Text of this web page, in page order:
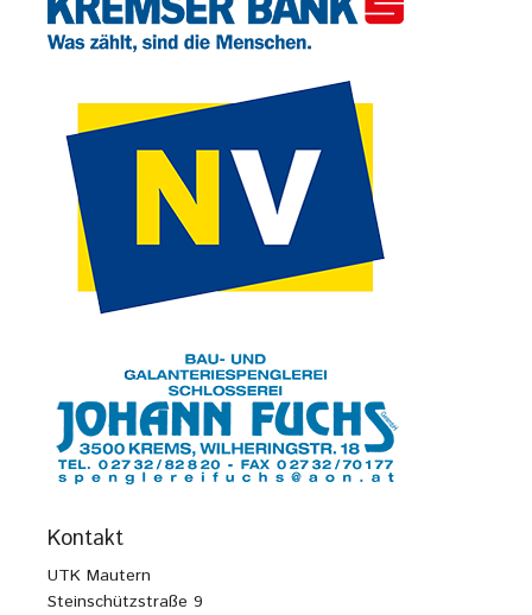
Kontakt
UTK Mautern
Steinschützstraße 9